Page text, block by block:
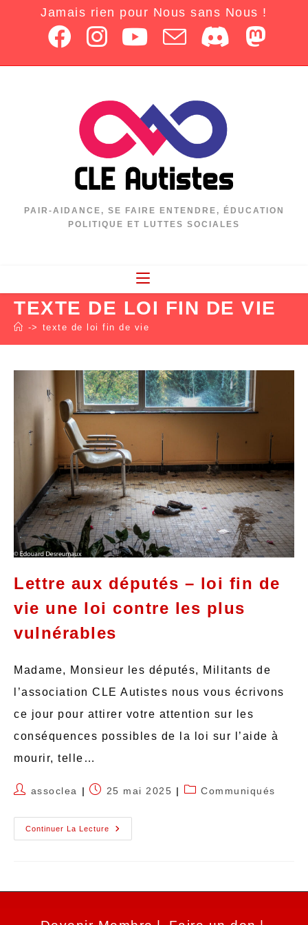
Jamais rien pour Nous sans Nous !
PAIR-AIDANCE, SE FAIRE ENTENDRE, ÉDUCATION
POLITIQUE ET LUTTES SOCIALES
TEXTE DE LOI FIN DE VIE
-> texte de loi fin de vie
Lettre aux députés – loi fin de
vie une loi contre les plus
vulnérables
Madame, Monsieur les députés, Militants de
l’association CLE Autistes nous vous écrivons
ce jour pour attirer votre attention sur les
conséquences possibles de la loi sur l’aide à
mourir, telle…
assoclea 25 mai 2025 Communiqués
Continuer La Lecture